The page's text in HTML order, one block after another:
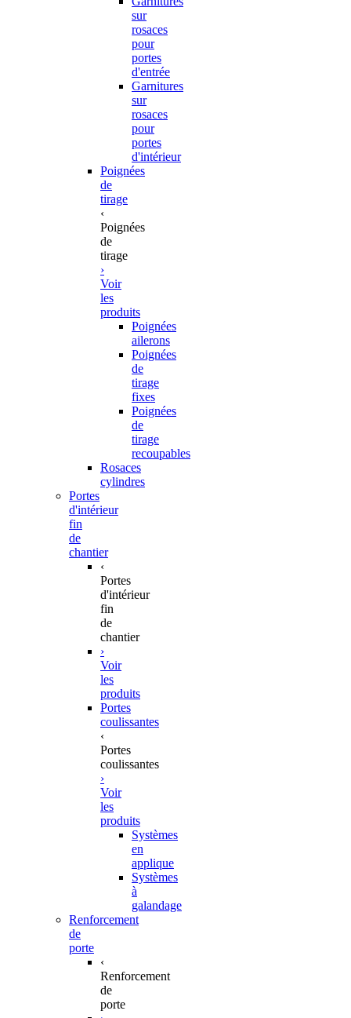
sur
rosaces
pour
portes
d'entrée
Garnitures
sur
rosaces
pour
portes
d'intérieur
Poignées
de
tirage
‹
Poignées
de
tirage
›
Voir
les
produits
Poignées
ailerons
Poignées
de
tirage
fixes
Poignées
de
tirage
recoupables
Rosaces
cylindres
Portes
d'intérieur
fin
de
chantier
‹
Portes
d'intérieur
fin
de
chantier
›
Voir
les
produits
Portes
coulissantes
‹
Portes
coulissantes
›
Voir
les
produits
Systèmes
en
applique
Systèmes
à
galandage
Renforcement
de
porte
‹
Renforcement
de
porte